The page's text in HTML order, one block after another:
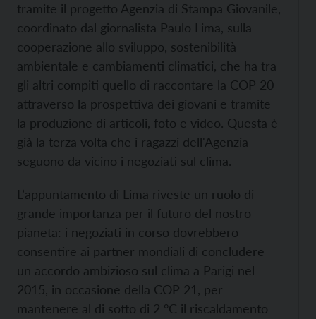
tramite il progetto Agenzia di Stampa Giovanile,
coordinato dal giornalista Paulo Lima, sulla
cooperazione allo sviluppo, sostenibilità
ambientale e cambiamenti climatici, che ha tra
gli altri compiti quello di raccontare la COP 20
attraverso la prospettiva dei giovani e tramite
la produzione di articoli, foto e video. Questa è
già la terza volta che i ragazzi dell'Agenzia
seguono da vicino i negoziati sul clima.
L’appuntamento di Lima riveste un ruolo di
grande importanza per il futuro del nostro
pianeta: i negoziati in corso dovrebbero
consentire ai partner mondiali di concludere
un accordo ambizioso sul clima a Parigi nel
2015, in occasione della COP 21, per
mantenere al di sotto di 2 °C il riscaldamento